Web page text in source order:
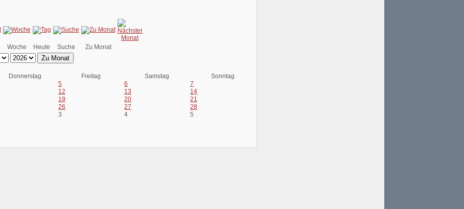
Woche Heute Suche Zu Monat
Zu Monat
Donnerstag Freitag Samstag
Sonntag
5 6
7
12 13
14
19 20
21
26 27
28
3 4
5